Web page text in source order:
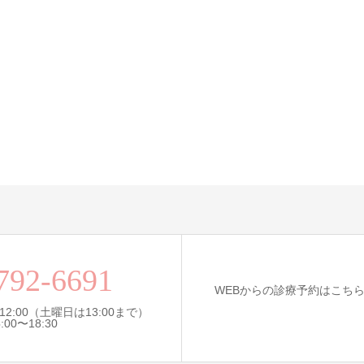
6691
（土曜日は13:00まで）
〜18:30
WEBからの診療予約はこちら